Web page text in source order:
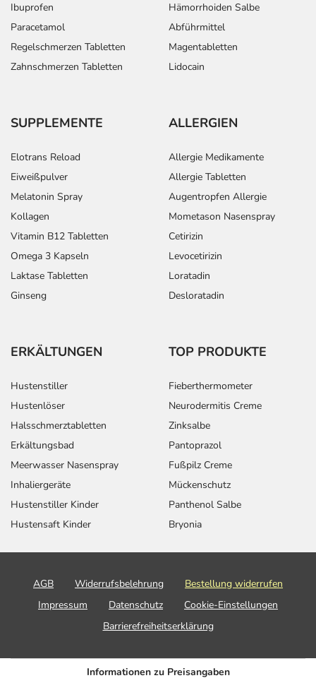
Ibuprofen
Paracetamol
Regelschmerzen Tabletten
Zahnschmerzen Tabletten
Hämorrhoiden Salbe
Abführmittel
Magentabletten
Lidocain
SUPPLEMENTE
Elotrans Reload
Eiweißpulver
Melatonin Spray
Kollagen
Vitamin B12 Tabletten
Omega 3 Kapseln
Laktase Tabletten
Ginseng
ALLERGIEN
Allergie Medikamente
Allergie Tabletten
Augentropfen Allergie
Mometason Nasenspray
Cetirizin
Levocetirizin
Loratadin
Desloratadin
ERKÄLTUNGEN
Hustenstiller
Hustenlöser
Halsschmerztabletten
Erkältungsbad
Meerwasser Nasenspray
Inhaliergeräte
Hustenstiller Kinder
Hustensaft Kinder
TOP PRODUKTE
Fieberthermometer
Neurodermitis Creme
Zinksalbe
Pantoprazol
Fußpilz Creme
Mückenschutz
Panthenol Salbe
Bryonia
AGB Widerrufsbelehrung
Bestellung widerrufen
Impressum
Datenschutz
Cookie-Einstellungen
Barrierefreiheitserklärung
Informationen zu Preisangaben